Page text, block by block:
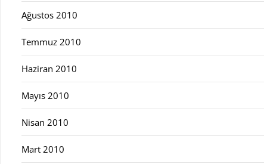
Ağustos 2010
Temmuz 2010
Haziran 2010
Mayıs 2010
Nisan 2010
Mart 2010